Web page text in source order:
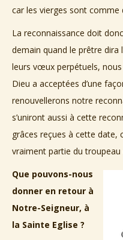
car les vierges sont comme
La reconnaissance doit
demain quand le prêtre dira
leurs vœux perpétuels,
Dieu a acceptées d’une
renouvellerons notre
s’uniront aussi à cette
grâces reçues à cette date,
vraiment partie du troupeau
Que pouvons-nous
donner en retour à
Notre-Seigneur, à
la Sainte Eglise ?